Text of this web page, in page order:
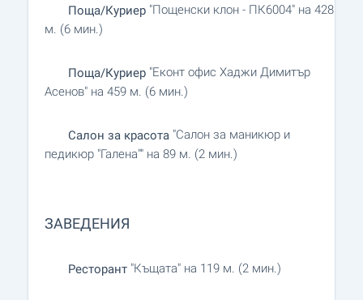
Поща/Куриер "Пощенски клон - ПК6004" на 428
м. (6 мин.)
Поща/Куриер "Еконт офис Хаджи Димитър
Асенов" на 459 м. (6 мин.)
Салон за красота "Салон за маникюр и
педикюр "Галена"" на 89 м. (2 мин.)
ЗАВЕДЕНИЯ
Ресторант "Къщата" на 119 м. (2 мин.)